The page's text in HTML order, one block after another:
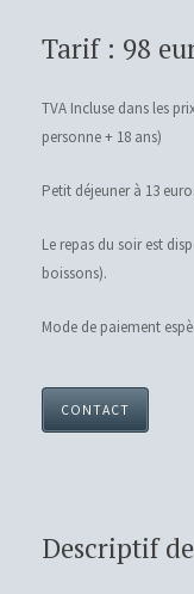
Tarif : 98
TVA Incluse dans les
personne + 18 ans)
Petit déjeuner à 13
Le repas du soir est
boissons).
Mode de paiement
CONTACT
Descriptif